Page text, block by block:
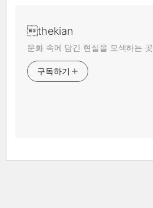
thekian
문화 속에 담긴 현실을 모색하는 곳
구독하기